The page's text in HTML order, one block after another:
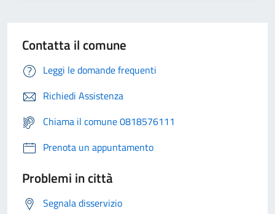
Contatta il comune
Leggi le domande frequenti
Richiedi Assistenza
Chiama il comune 0818576111
Prenota un appuntamento
Problemi in città
Segnala disservizio